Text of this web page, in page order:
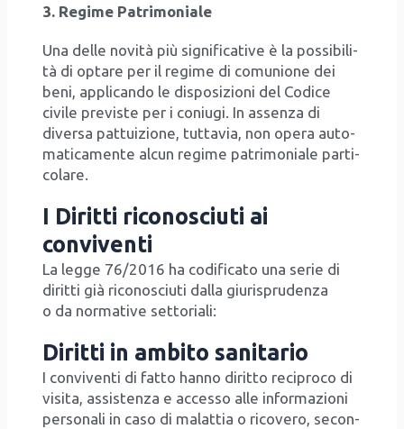
3. Regi­me Patri­mo­nia­le
Una del­le novi­tà più signi­fi­ca­ti­ve è la pos­si­bi­li­
tà di opta­re per il regi­me di comu­nio­ne dei
beni, appli­can­do le dispo­si­zio­ni del Codi­ce
civi­le pre­vi­ste per i coniu­gi. In assen­za di
diver­sa pat­tui­zio­ne, tut­ta­via, non ope­ra auto­
ma­ti­ca­men­te alcun regi­me patri­mo­nia­le par­ti­
co­la­re.
I Diritti riconosciuti ai
conviventi
La leg­ge 76/​2016 ha codi­fi­ca­to una serie di
dirit­ti già rico­no­sciu­ti dal­la giu­ri­spru­den­za
o da nor­ma­ti­ve set­to­ria­li:
Diritti in ambito sanitario
I con­vi­ven­ti di fat­to han­no dirit­to reci­pro­co di
visi­ta, assi­sten­za e acces­so alle infor­ma­zio­ni
per­so­na­li in caso di malat­tia o rico­ve­ro, secon­